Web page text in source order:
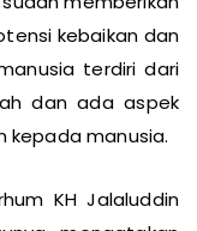
memberikan
kebaikan dan
terdiri dari
dan ada aspek
manusia.
KH Jalaluddin